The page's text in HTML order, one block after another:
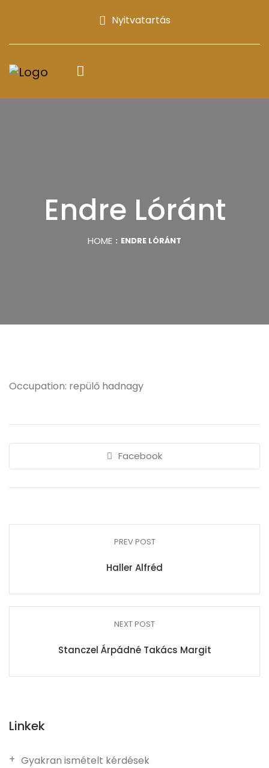
Nyitvatartás
Endre Lóránt
HOME ENDRE LÓRÁNT
Occupation: repülő hadnagy
Facebook
PREV POST
Haller Alfréd
NEXT POST
Stanczel Árpádné Takács Margit
Linkek
Gyakran ismételt kérdések